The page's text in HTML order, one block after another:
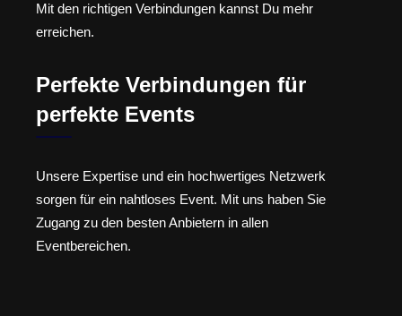
Mit den richtigen Verbindungen kannst Du mehr
erreichen.
Perfekte Verbindungen für
perfekte Events
Unsere Expertise und ein hochwertiges Netzwerk
sorgen für ein nahtloses Event. Mit uns haben Sie
Zugang zu den besten Anbietern in allen
Eventbereichen.